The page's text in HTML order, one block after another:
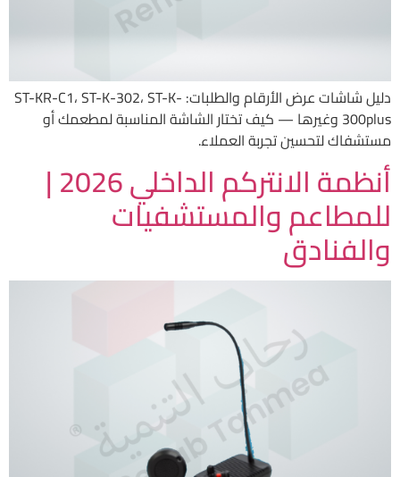
دليل شاشات عرض الأرقام والطلبات: ST-KR-C1، ST-K-302، ST-K-
300plus وغيرها — كيف تختار الشاشة المناسبة لمطعمك أو
مستشفاك لتحسين تجربة العملاء.
أنظمة الانتركم الداخلي 2026 |
للمطاعم والمستشفيات
والفنادق